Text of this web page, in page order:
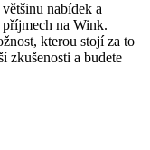
nabídek a
na Wink.
kterou stojí za to
zkušenosti a budete